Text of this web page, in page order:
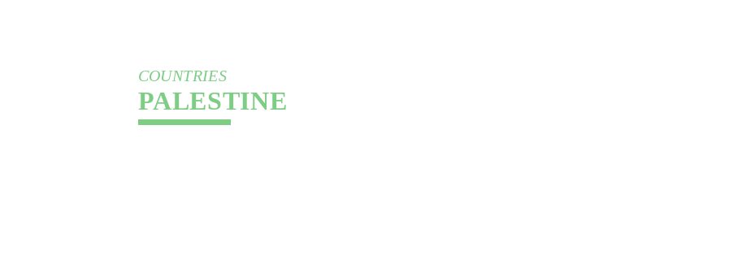
COUNTRIES
PALESTINE